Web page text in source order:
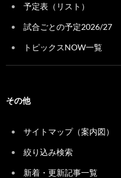
予定表（リスト）
試合ごとの予定2026/27
トピックスNOW一覧
その他
サイトマップ（案内図）
絞り込み検索
新着・更新記事一覧